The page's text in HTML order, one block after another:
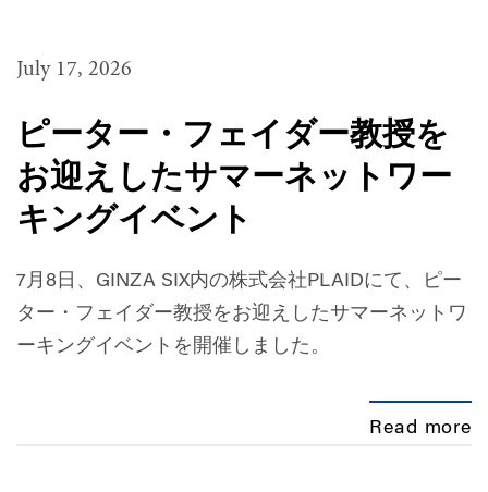
July 17, 2026
ピーター・フェイダー教授を
お迎えしたサマーネットワー
キングイベント
7月8日、GINZA SIX内の株式会社PLAIDにて、ピー
ター・フェイダー教授をお迎えしたサマーネットワ
ーキングイベントを開催しました。
Read more